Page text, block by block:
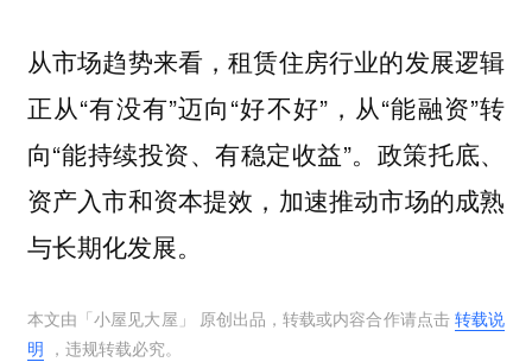
从市场趋势来看，租赁住房行业的发展逻辑
正从“有没有”迈向“好不好”，从“能融资”转
向“能持续投资、有稳定收益”。政策托底、
资产入市和资本提效，加速推动市场的成熟
与长期化发展。
本文由「小屋见大屋 」 原创出品，转载或内容合作请点击 转载说
明 ，违规转载必究。